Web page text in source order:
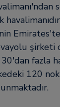
şirketi
fazla
120